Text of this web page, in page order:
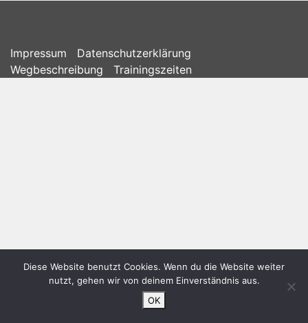
Impressum
Datenschutzerklärung
Wegbeschreibung
Trainingszeiten
Diese Website benutzt Cookies. Wenn du die Website weiter
nutzt, gehen wir von deinem Einverständnis aus.
OK